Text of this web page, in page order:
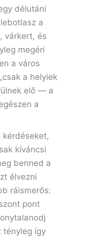
délutáni
a
várkert, és
megéri
a város
a helyiek
elő — a
a
kérdéseket,
kíváncsi
benned a
élvezni
ráismerős:
pont
tényleg így